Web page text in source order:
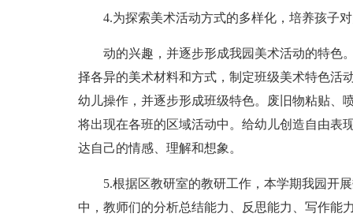
4.为探索美术活动方式的多样化，培养孩子
动的兴趣，并逐步形成我园美术活动的特色
择各异的美术材料和方式，制定班级美术特色活
幼儿操作，并逐步形成班级特色。废旧物粘贴、
将出现在各班的区域活动中。给幼儿创造自由表
达自己的情感、理解和想象。
5.根据区教研室的教研工作，本学期我园开
中，教师们的分析总结能力、反思能力、写作能